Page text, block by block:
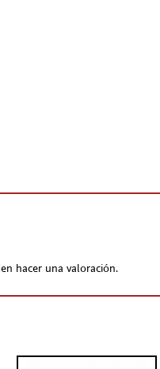
hacer una valoración.